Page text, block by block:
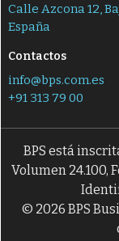
Calle Azcona 12,
España
Contactos
info@bps.com.es
+91 313 79 00
BPS está
Volumen 24.100,
© 2026 BPS